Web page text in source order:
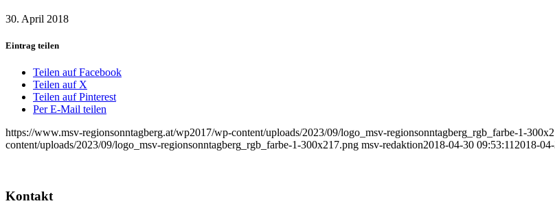
30. April 2018
Eintrag teilen
Teilen auf Facebook
Teilen auf X
Teilen auf Pinterest
Per E-Mail teilen
https://www.msv-regionsonntagberg.at/wp2017/wp-content/uploads/2023/09/logo_msv-regionsonntagberg_rgb_farbe-1-
content/uploads/2023/09/logo_msv-regionsonntagberg_rgb_farbe-1-300x217.png msv-redaktion2018-04-30 09:53:11 2018-
Kontakt